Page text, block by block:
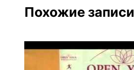
Похожие записи